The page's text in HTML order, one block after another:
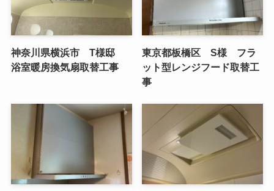
神奈川県横浜市 T様邸
浴室暖房換気扇取替工事
東京都板橋区 S様 フラ
ット型レンジフード取替工
事